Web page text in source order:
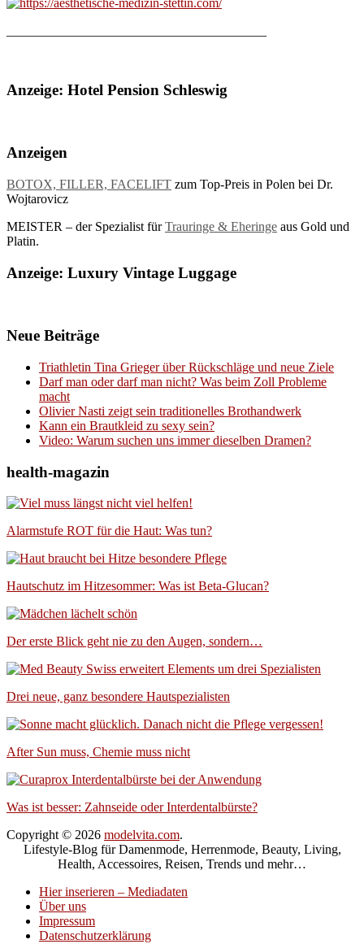
Anzeige: Hotel Pension Schleswig
Anzeigen
BOTOX, FILLER, FACELIFT zum Top-Preis in Polen bei Dr.
Wojtarovicz
MEISTER – der Spezialist fürTrauringe & Eheringe aus Gold und
Platin.
Anzeige: Luxury Vintage Luggage
Neue Beiträge
Triathletin Tina Grieger über Rückschläge und neue Ziele
Darf man oder darf man nicht? Was beim Zoll Probleme
macht
Olivier Nasti zeigt sein traditionelles Brothandwerk
Kann ein Brautkleid zu sexy sein?
Video: Warum suchen uns immer dieselben Dramen?
health-magazin
Alarmstufe ROT für die Haut: Was tun?
Hautschutz im Hitzesommer: Was ist Beta-Glucan?
Der erste Blick geht nie zu den Augen, sondern…
Drei neue, ganz besondere Hautspezialisten
After Sun muss, Chemie muss nicht
Was ist besser: Zahnseide oder Interdentalbürste?
Copyright © 2026 modelvita.com.
Lifestyle-Blog für Damenmode, Herrenmode, Beauty, Living,
Health, Accessoires, Reisen, Trends und mehr…
Hier inserieren – Mediadaten
Über uns
Impressum
Datenschutzerklärung